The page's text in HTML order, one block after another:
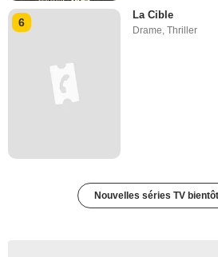
6
La Cible
Drame,Thriller
Nouvelles séries TV